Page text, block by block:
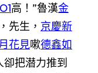
高！”魯漢金
先生， 京慶新
花見嗽德鑫如
卻把潜力推到